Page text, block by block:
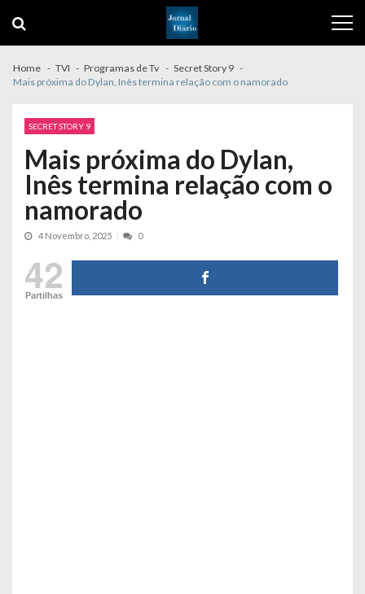
navigation
content
Home TVI Programas de Tv
Secret Story 9
Mais próxima do Dylan, Inês termina relação com o namorado
SECRET STORY 9
Mais próxima do Dylan,
Inês termina relação com o
namorado
4 Novembro, 2025 0
42
Partilhas